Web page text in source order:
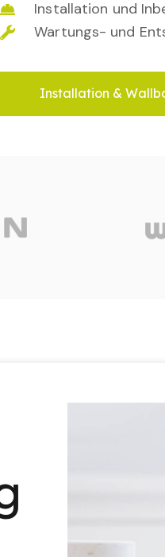
Installation und
Wartungs- und
Installation &